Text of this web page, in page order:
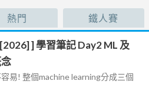
熱門 鐵人賽
] 學習筆記 Day2 ML 及
易! 整個machine learning分成三個